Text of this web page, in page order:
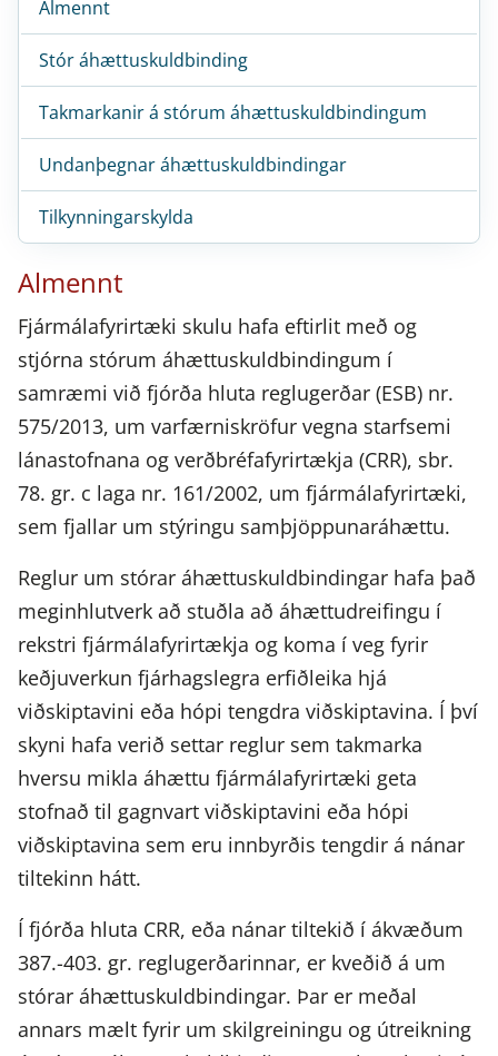
Almennt
Stór áhættuskuldbinding
Takmarkanir á stórum áhættuskuldbindingum
Undanþegnar áhættuskuldbindingar
Tilkynningarskylda
Almennt
Fjármálafyrirtæki skulu hafa eftirlit með og
stjórna stórum áhættuskuldbindingum í
samræmi við fjórða hluta reglugerðar (ESB) nr.
575/2013, um varfærniskröfur vegna starfsemi
lánastofnana og verðbréfafyrirtækja (CRR), sbr.
78. gr. c laga nr. 161/2002, um fjármálafyrirtæki,
sem fjallar um stýringu samþjöppunaráhættu.
Reglur um stórar áhættuskuldbindingar hafa það
meginhlutverk að stuðla að áhættudreifingu í
rekstri fjármálafyrirtækja og koma í veg fyrir
keðjuverkun fjárhagslegra erfiðleika hjá
viðskiptavini eða hópi tengdra viðskiptavina. Í því
skyni hafa verið settar reglur sem takmarka
hversu mikla áhættu fjármálafyrirtæki geta
stofnað til gagnvart viðskiptavini eða hópi
viðskiptavina sem eru innbyrðis tengdir á nánar
tiltekinn hátt.
Í fjórða hluta CRR, eða nánar tiltekið í ákvæðum
387.-403. gr. reglugerðarinnar, er kveðið á um
stórar áhættuskuldbindingar. Þar er meðal
annars mælt fyrir um skilgreiningu og útreikning